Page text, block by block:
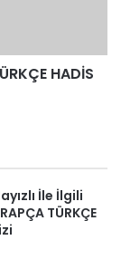
HADİS
İle İlgili
TÜRKÇE